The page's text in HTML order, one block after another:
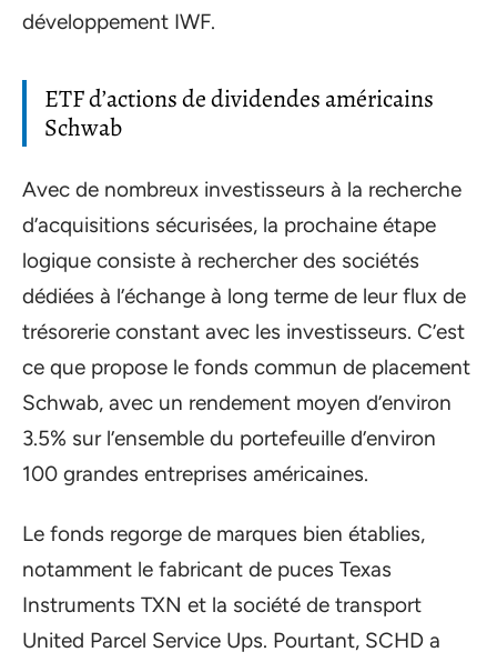
développement IWF.
ETF d’actions de dividendes américains
Schwab
Avec de nombreux investisseurs à la recherche
d’acquisitions sécurisées, la prochaine étape
logique consiste à rechercher des sociétés
dédiées à l’échange à long terme de leur flux de
trésorerie constant avec les investisseurs. C’est
ce que propose le fonds commun de placement
Schwab, avec un rendement moyen d’environ
3.5% sur l’ensemble du portefeuille d’environ
100 grandes entreprises américaines.
Le fonds regorge de marques bien établies,
notamment le fabricant de puces Texas
Instruments TXN et la société de transport
United Parcel Service Ups. Pourtant, SCHD a